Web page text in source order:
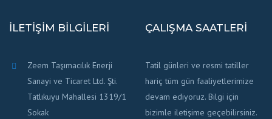
İLETIŞIM BILGILERI
Zeem Taşımacılık Enerji
Sanayi ve Ticaret Ltd. Şti.
Tatlıkuyu Mahallesi 1319/1
Sokak
ÇALIŞMA SAATLERI
Tatil günleri ve resmi tatiller
hariç tüm gün faaliyetlerimize
devam ediyoruz. Bilgi için
bizimle iletişime geçebilirsiniz.